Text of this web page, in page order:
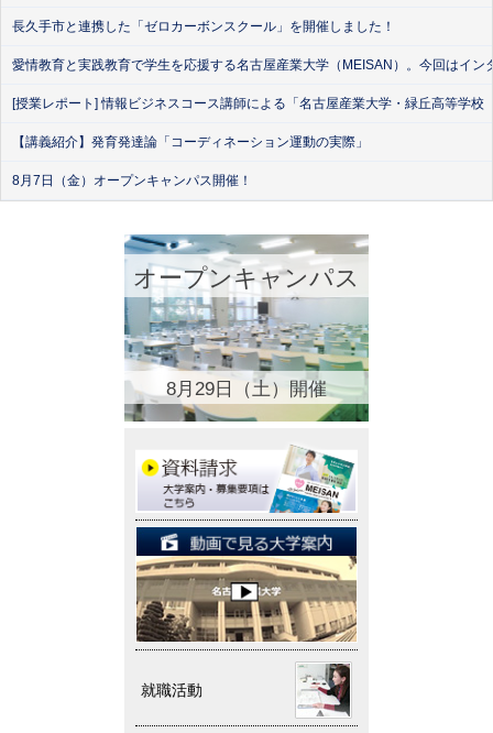
長久手市と連携した「ゼロカーボンスクール」を開催しました！
愛情教育と実践教育で学生を応援する名古屋産業大学（MEISAN）。今回はイ
[授業レポート] 情報ビジネスコース講師による「名古屋産業大学・緑丘高等学
【講義紹介】発育発達論「コーディネーション運動の実際」
8月7日（金）オープンキャンパス開催！
オープンキャンパス
8月29日（土）開催
就職活動